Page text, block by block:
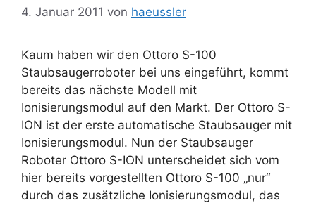
4. Januar 2011 von haeussler
Kaum haben wir den Ottoro S-100
Staubsaugerroboter bei uns eingeführt, kommt
bereits das nächste Modell mit
Ionisierungsmodul auf den Markt. Der Ottoro S-
ION ist der erste automatische Staubsauger mit
Ionisierungsmodul. Nun der Staubsauger
Roboter Ottoro S-ION unterscheidet sich vom
hier bereits vorgestellten Ottoro S-100 „nur“
durch das zusätzliche Ionisierungsmodul, das